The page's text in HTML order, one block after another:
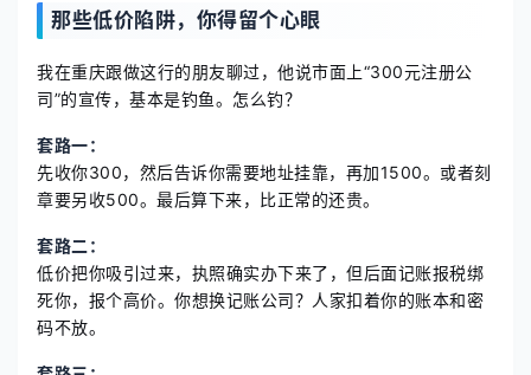
那些低价陷阱，你得留个心眼
我在重庆跟做这行的朋友聊过，他说市面上“300元注册公
司”的宣传，基本是钓鱼。怎么钓？
套路一：
先收你300，然后告诉你需要地址挂靠，再加1500。或者刻
章要另收500。最后算下来，比正常的还贵。
套路二：
低价把你吸引过来，执照确实办下来了，但后面记账报税绑
死你，报个高价。你想换记账公司？人家扣着你的账本和密
码不放。